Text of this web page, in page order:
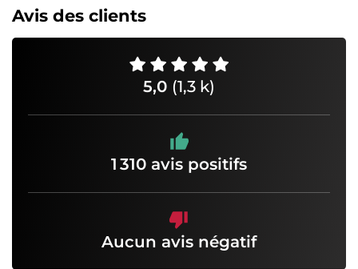
Avis des clients
5,0 (1,3 k)
1 310 avis positifs
Aucun avis négatif